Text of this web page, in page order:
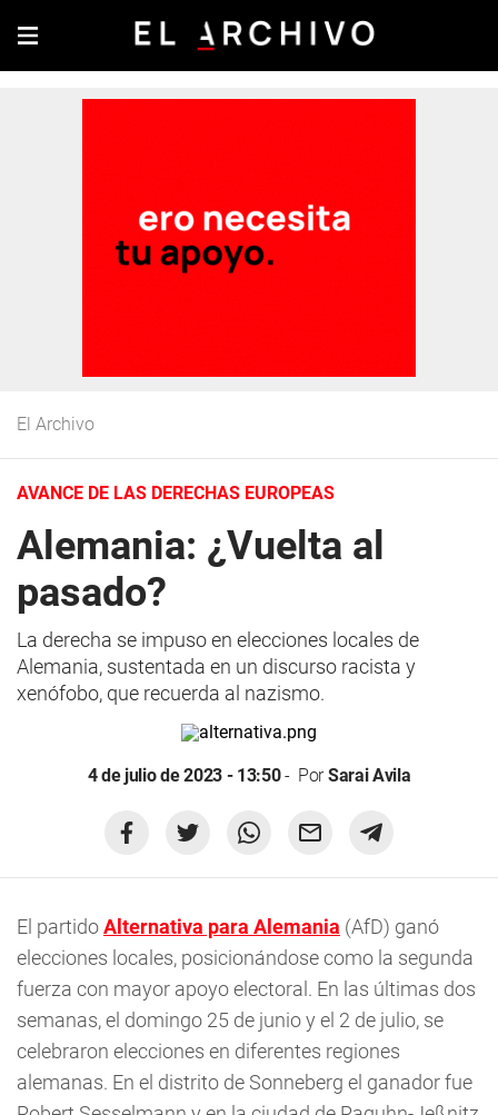
El Archivo
AVANCE DE LAS DERECHAS EUROPEAS
Alemania: ¿Vuelta al
pasado?
La derecha se impuso en elecciones locales de
Alemania, sustentada en un discurso racista y
xenófobo, que recuerda al nazismo.
4 de julio de 2023 - 13:50 PorSarai Avila
El partidoAlternativa para Alemania (AfD) ganó
elecciones locales, posicionándose como la segunda
fuerza con mayor apoyo electoral. En las últimas dos
semanas, el domingo 25 de junio y el 2 de julio, se
celebraron elecciones en diferentes regiones
alemanas. En el distrito de Sonneberg el ganador fue